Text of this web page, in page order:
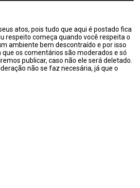
atos, pois tudo que aqui é postado fica
respeito começa quando você respeita o
ambiente bem descontraído e por isso
os comentários são moderados e só
publicar, caso não ele será deletado.
não se faz necesária, já que o